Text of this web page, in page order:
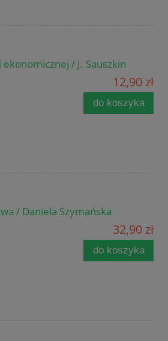
/ J. Sauszkin
12,90 zł
do koszyka
/ Daniela Szymańska
32,90 zł
do koszyka